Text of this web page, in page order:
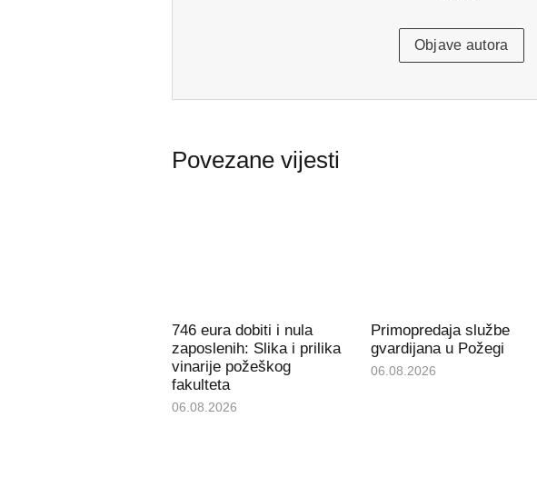
Objave autora
Povezane vijesti
746 eura dobiti i nula
zaposlenih: Slika i prilika
vinarije požeškog
fakulteta
06.08.2026
Primopredaja službe
gvardijana u Požegi
06.08.2026